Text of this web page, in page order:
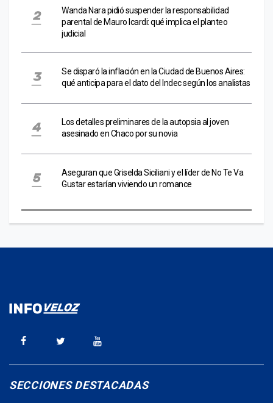
Wanda Nara pidió suspender la responsabilidad
parental de Mauro Icardi: qué implica el planteo
judicial
Se disparó la inflación en la Ciudad de Buenos Aires:
qué anticipa para el dato del Indec según los analistas
Los detalles preliminares de la autopsia al joven
asesinado en Chaco por su novia
Aseguran que Griselda Siciliani y el líder de No Te Va
Gustar estarían viviendo un romance
SECCIONES DESTACADAS